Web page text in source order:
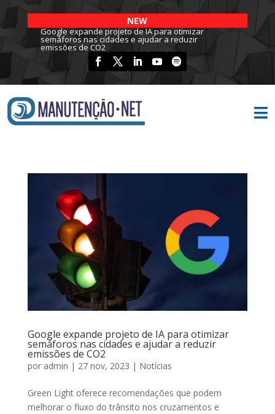
NEW
Google expande projeto de IA para otimizar
semáforos nas cidades e ajudar a reduzir
emissões de CO2

Google expande projeto de IA para otimizar
semáforos nas cidades e ajudar a reduzir
emissões de CO2
por admin | 27 nov, 2023 | Notícias
Green Light oferece recomendações que podem
melhorar o fluxo do trânsito nos cruzamentos e